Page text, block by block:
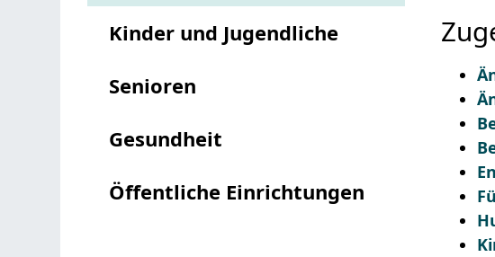
Kinder und Jugendliche
Senioren
Gesundheit
Öffentliche Einrichtungen